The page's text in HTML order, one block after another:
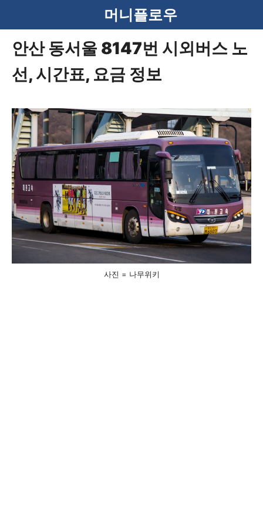
텐
머니플로우
안산 동서울 8147번 시외버스 노
선, 시간표, 요금 정보
사진 = 나무위키